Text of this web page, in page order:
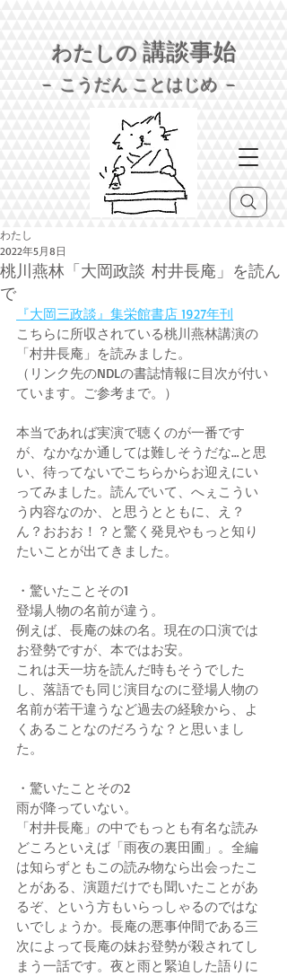
わたしの講談事始
－ こうだん ことはじめ －
桃川燕林「大岡政談 村井長庵」を読ん
で
わたし
2022年5月8日
『大岡三政談』集栄館書店 1927年刊
こちらに所収されている桃川燕林講演の
「村井長庵」を読みました。
（リンク先のNDLの書誌情報に目次が付い
ています。ご参考まで。）
本当であれば実演で聴くのが一番です
が、なかなか通しては難しそうだな…と思
い、待ってないでこちらからお迎えにい
ってみました。読んでいて、へぇこうい
う内容なのか、と思うとともに、え？
ん？おおお！？と驚く発見やもっと知り
たいことが出てきました。
・驚いたことその1
登場人物の名前が違う。
例えば、長庵の妹の名。現在の口演では
お登勢ですが、本ではお安。
これは天一坊を読んだ時もそうでした
し、落語でも同じ演目なのに登場人物の
名前が若干違うなど過去の経験から、よ
くあることなのだろうな？と思いまし
た。
・驚いたことその2
雨が降っていない。
「村井長庵」の中でもっとも有名な読み
どころといえば「雨夜の裏田圃」。全編
は知らずともこの読み物なら出会ったこ
とがある、演題だけでも聞いたことがあ
るぞ、という方もいらっしゃるのではな
いでしょうか。長庵の悪事仲間である三
次によって長庵の妹お登勢が殺されてし
まう一話です。夜と雨と緊迫した語りに